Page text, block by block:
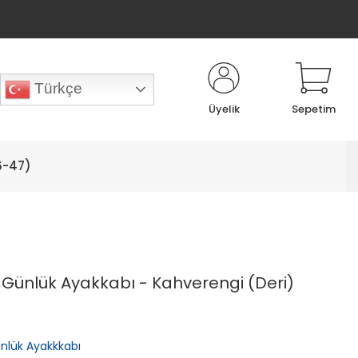
Türkçe
Üyelik Sepetim
47)
Ayakkabı - Kahverengi (Deri)
Ayakkkabı